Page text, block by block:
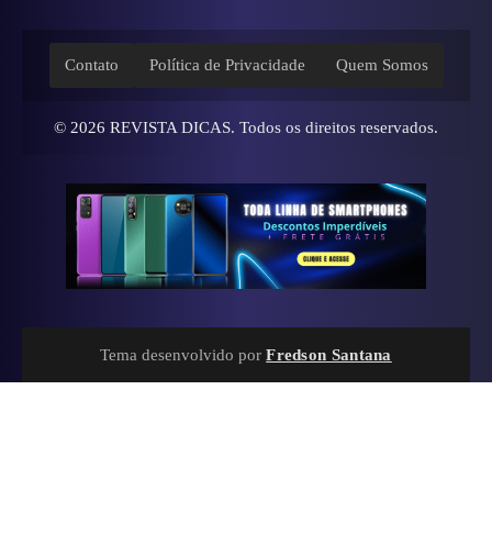
Contato Política de Privacidade Quem Somos
© 2026 REVISTA DICAS. Todos os direitos reservados.
Tema desenvolvido por Fredson Santana